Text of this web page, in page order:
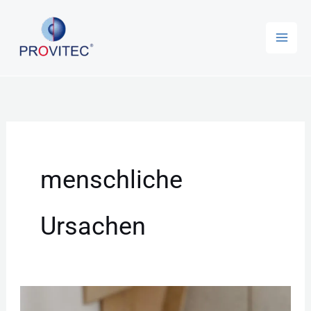
springen
menschliche
Ursachen